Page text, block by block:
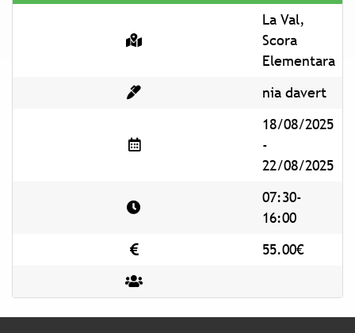
La Val,
Scora
Elementara
nia davert
18/08/2025
-
22/08/2025
07:30-
16:00
55.00€